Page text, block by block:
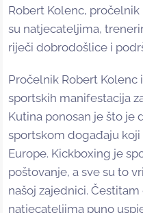
Robert Kolenc,
su natjecateljima,
riječi dobrodošlice i
Pročelnik Robert Kolenc
sportskih manifestacija
Kutina ponosan je što je
sportskom događaju
Europe. Kickboxing je
poštovanje, a sve su to
našoj zajednici.
natjecateljima puno